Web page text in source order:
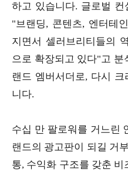
하고 있습니다. 글로벌
"브랜딩, 콘텐츠, 엔터테
지면서 셀러브리티들의
으로 확장되고 있다"고 분
랜드 엠버서더로, 다시
니다.
수십 만 팔로워를 거느린
랜드의 광고판이 되길 거
통, 수익화 구조를 갖춘